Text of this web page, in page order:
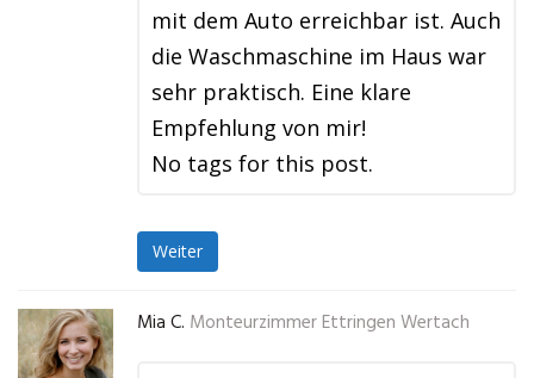
mit dem Auto erreichbar ist. Auch
die Waschmaschine im Haus war
sehr praktisch. Eine klare
Empfehlung von mir!
No tags for this post.
Weiter
Mia C. Monteurzimmer Ettringen Wertach